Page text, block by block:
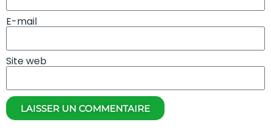
E-mail
Site web
LAISSER UN COMMENTAIRE